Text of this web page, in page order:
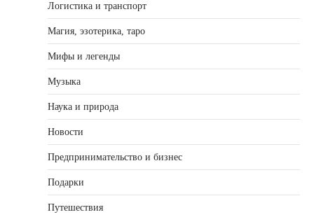
Логистика и транспорт
Магия, эзотерика, таро
Мифы и легенды
Музыка
Наука и природа
Новости
Предпринимательство и бизнес
Подарки
Путешествия